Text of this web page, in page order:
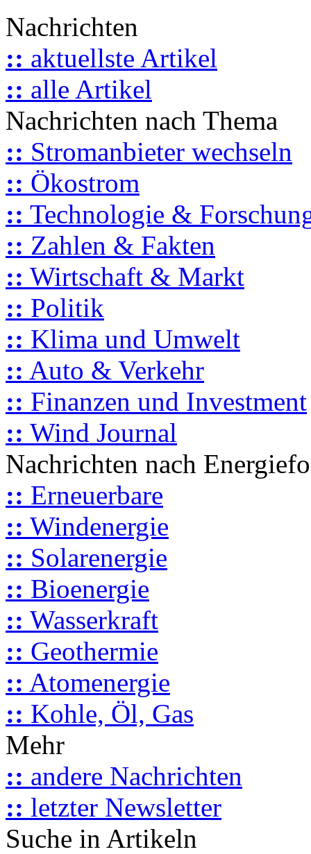
Nachrichten
:: aktuellste Artikel
:: alle Artikel
Nachrichten nach Thema
:: Stromanbieter wechseln
:: Ökostrom
:: Technologie &
:: Zahlen & Fakten
:: Wirtschaft & Markt
:: Politik
:: Klima und Umwelt
:: Auto & Verkehr
:: Finanzen und Investment
:: Wind Journal
Nachrichten nach
:: Erneuerbare
:: Windenergie
:: Solarenergie
:: Bioenergie
:: Wasserkraft
:: Geothermie
:: Atomenergie
:: Kohle, Öl, Gas
Mehr
:: andere Nachrichten
:: letzter Newsletter
Suche in Artikeln